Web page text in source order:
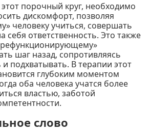
порочный круг, необходимо
дискомфорт, позволяя
человеку учиться, совершать
себя ответственность. Это также
шаг назад, сопротивляясь
и подхватывать. В терапии этот
глубоким моментом
оба человека учатся более
властью, заботой
слово